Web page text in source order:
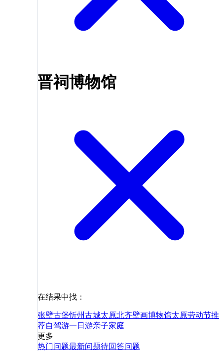
晋祠博物馆
在结果中找：
张壁古堡忻州古城太原北齐壁画博物馆太原劳动节推
荐自驾游一日游亲子家庭
更多
热门问题最新问题待回答问题